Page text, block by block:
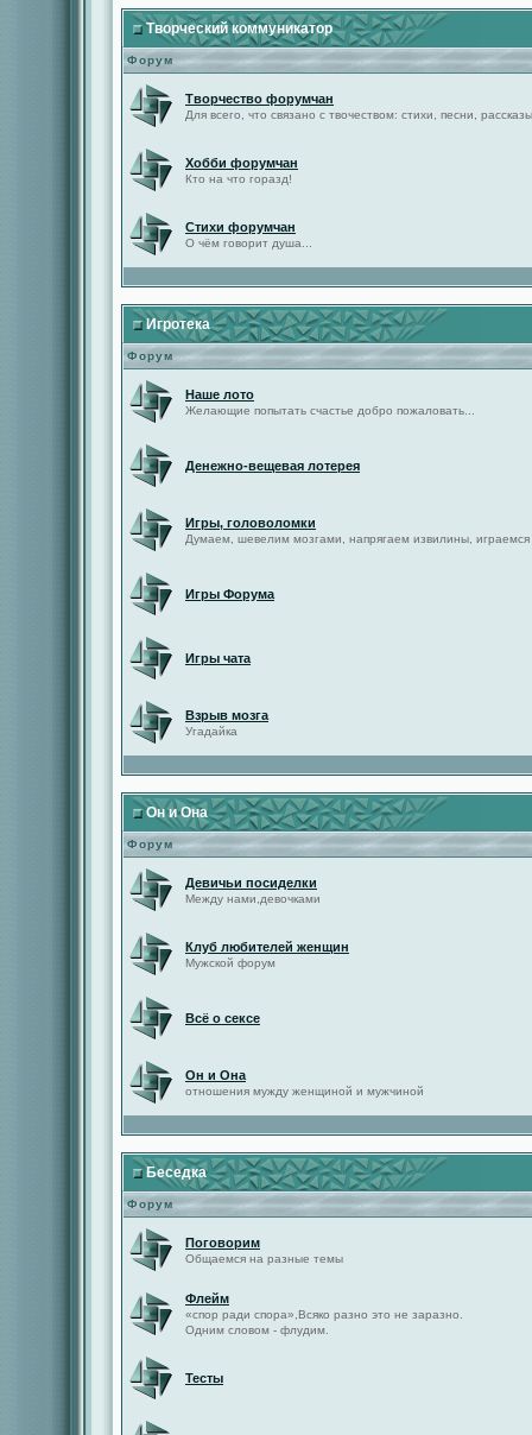
Творческий коммуникатор
Форум
Творчество форумчан
Для всего, что связано с твочеством: стихи, песни,
Хобби форумчан
Кто на что горазд!
Стихи форумчан
О чём говорит душа...
Игротека
Форум
Наше лото
Желающие попытать счастье добро пожаловать...
Денежно-вещевая лотерея
Игры, головоломки
Думаем, шевелим мозгами, напрягаем извилины,
Игры Форума
Игры чата
Взрыв мозга
Угадайка
Он и Она
Форум
Девичьи посиделки
Между нами,девочками
Клуб любителей женщин
Мужской форум
Всё о сексе
Он и Она
отношения мужду женщиной и мужчиной
Беседка
Форум
Поговорим
Общаемся на разные темы
Флейм
«спор ради спора»,Всяко разно это не заразно.
Одним словом - флудим.
Тесты